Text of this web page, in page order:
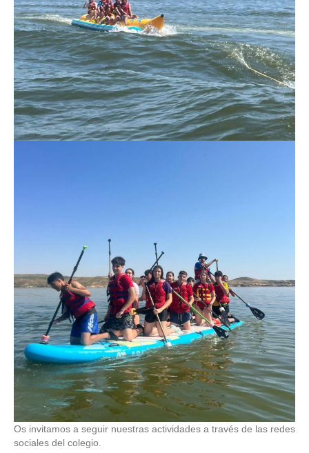
Os invitamos a seguir nuestras actividades a través de las redes
sociales del colegio.